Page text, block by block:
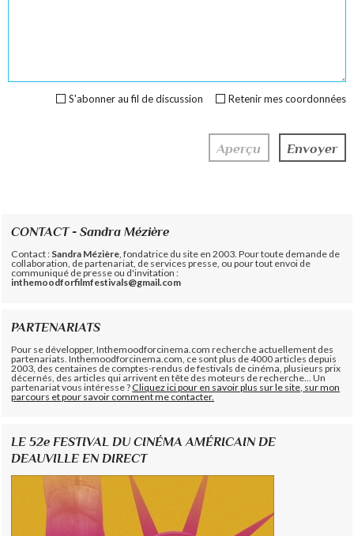
Retenir mes coordonnées
S'abonner au fil de discussion
CONTACT - Sandra Mézière
Contact : Sandra Mézière , fondatrice du site en 2003. Pour toute demande de
collaboration, de partenariat, de services presse, ou pour tout envoi de
communiqué de presse ou d'invitation :
inthemoodforfilmfestivals@gmail.com
PARTENARIATS
Pour se développer, Inthemoodforcinema.com recherche actuellement des
partenariats. Inthemoodforcinema.com, ce sont plus de 4000 articles depuis
2003, des centaines de comptes-rendus de festivals de cinéma, plusieurs prix
décernés, des articles qui arrivent en tête des moteurs de recherche... Un
partenariat vous intéresse ?Cliquez ici pour en savoir plus sur le site, sur mon
parcours et pour savoir comment me contacter.
LE 52e FESTIVAL DU CINÉMA AMÉRICAIN DE
DEAUVILLE EN DIRECT